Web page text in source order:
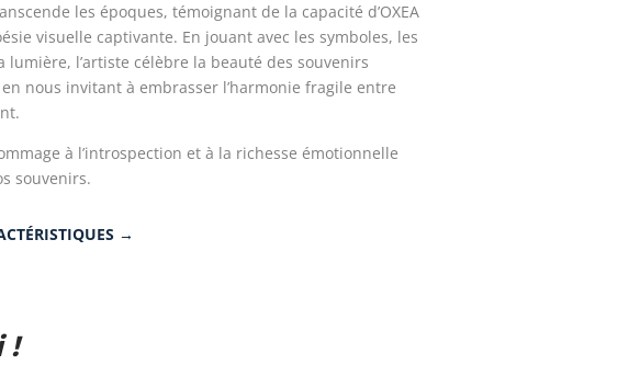
les époques, témoignant de la capacité d’OXEA
visuelle captivante. En jouant avec les symboles, les
lumière, l’artiste célèbre la beauté des souvenirs
en nous invitant à embrasser l’harmonie fragile entre
à l’introspection et à la richesse émotionnelle
souvenirs.
→
!